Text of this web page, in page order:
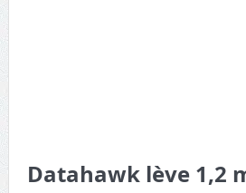
Datahawk lève 1,2